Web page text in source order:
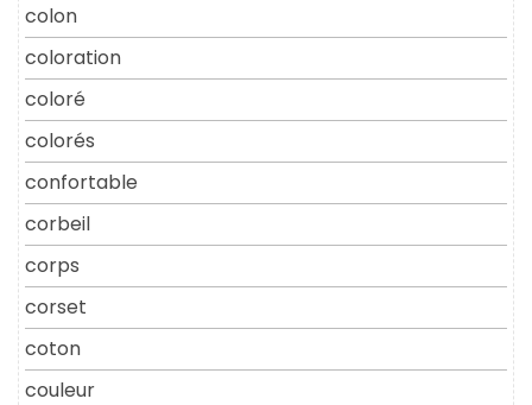
colon
coloration
coloré
colorés
confortable
corbeil
corps
corset
coton
couleur